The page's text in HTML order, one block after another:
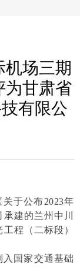
场三期
为甘肃省
有限公
于公布2023年
建的兰州中川
程（二标段）
国家交通基础